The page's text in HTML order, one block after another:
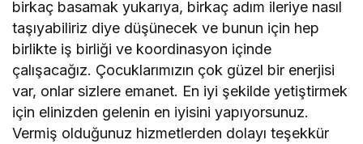
birkaç basamak yukarıya, birkaç adım ileriye nasıl
taşıyabiliriz diye düşünecek ve bunun için hep
birlikte iş birliği ve koordinasyon içinde
çalışacağız. Çocuklarımızın çok güzel bir enerjisi
var, onlar sizlere emanet. En iyi şekilde yetiştirmek
için elinizden gelenin en iyisini yapıyorsunuz.
Vermiş olduğunuz hizmetlerden dolayı teşekkür